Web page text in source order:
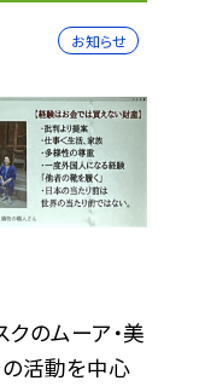
お知らせ
クのムーア・美
の活動を中心